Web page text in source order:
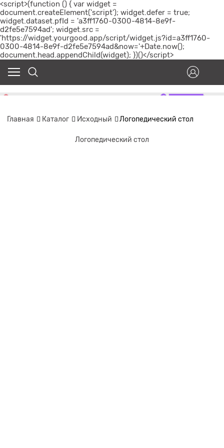
<script>(function () { var widget =
document.createElement('script'); widget.defer = true;
widget.dataset.pfId = 'a3ff1760-0300-4814-8e9f-
d2fe5e7594ad'; widget.src =
'https://widget.yourgood.app/script/widget.js?id=a3ff1760-
0300-4814-8e9f-d2fe5e7594ad&now='+Date.now();
document.head.appendChild(widget); })()</script>
Главная Каталог Исходный Логопедический стол
Логопедический стол